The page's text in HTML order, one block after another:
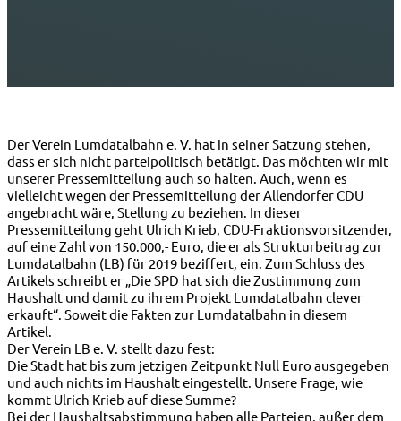
Der Verein Lumdatalbahn e. V. hat in seiner Satzung stehen,
dass er sich nicht parteipolitisch betätigt. Das möchten wir mit
unserer Pressemitteilung auch so halten. Auch, wenn es
vielleicht wegen der Pressemitteilung der Allendorfer CDU
angebracht wäre, Stellung zu beziehen. In dieser
Pressemitteilung geht Ulrich Krieb, CDU-Fraktionsvorsitzender,
auf eine Zahl von 150.000,- Euro, die er als Strukturbeitrag zur
Lumdatalbahn (LB) für 2019 beziffert, ein. Zum Schluss des
Artikels schreibt er „Die SPD hat sich die Zustimmung zum
Haushalt und damit zu ihrem Projekt Lumdatalbahn clever
erkauft“. Soweit die Fakten zur Lumdatalbahn in diesem
Artikel.
Der Verein LB e. V. stellt dazu fest:
Die Stadt hat bis zum jetzigen Zeitpunkt Null Euro ausgegeben
und auch nichts im Haushalt eingestellt. Unsere Frage, wie
kommt Ulrich Krieb auf diese Summe?
Bei der Haushaltsabstimmung haben alle Parteien, außer dem